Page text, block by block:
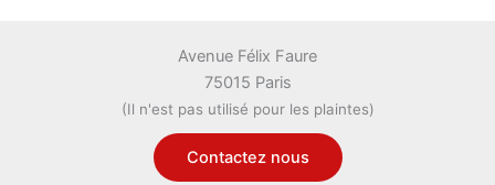
Avenue Félix Faure
75015 Paris
(Il n'est pas utilisé pour les plaintes)
Contactez nous